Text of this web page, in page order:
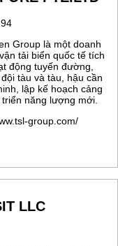
Group là một doanh
tải biển quốc tế tích
động tuyến đường,
tàu và tàu, hậu cần
lập kế hoạch cảng
năng lượng mới.
group.com/
LLC